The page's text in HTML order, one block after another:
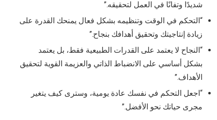
شديدًا وتفانًا في العمل لتحقيقه.”
“التحكم في الوقت وتنظيمه بشكل فعال يمنحك القدرة على
زيادة إنتاجيتك وتحقيق أهدافك بنجاح.”
“النجاح لا يعتمد على القدرات الطبيعية فقط، بل يعتمد
بشكل أساسي على الانضباط الذاتي والعزيمة القوية لتحقيق
الأهداف.”
“اجعل التحكم في نفسك عادة يومية، وسترى كيف يتغير
مجرى حياتك نحو الأفضل.”